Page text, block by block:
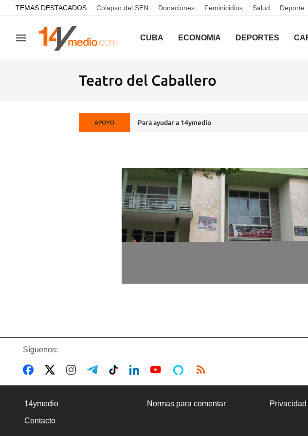
common.go-to-content
TEMAS DESTACADOS Colapso del SEN Donaciones Feminicidios Salud Deporte
Navegación CUBA ECONOMÍA DEPORTES
Teatro del Caballero
APOYO Para ayudar a 14ymedio
Síguenos:
14ymedio Normas para comentar
Contacto